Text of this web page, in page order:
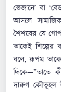
ভেজানো বা
আসলে
শৈশবের যে
তাকেই শিল্পের
বলে, রূপম
দিকে—”তাতে
দারুণ কৌতূহল